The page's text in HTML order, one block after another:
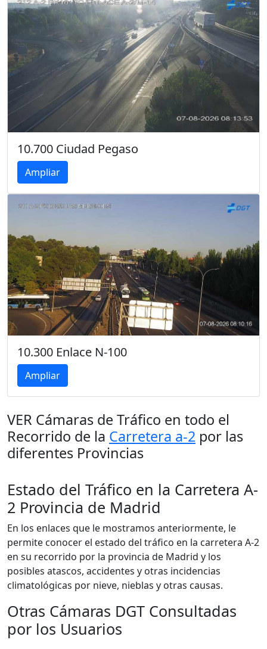
10.700 Ciudad Pegaso
Ampliar
10.300 Enlace N-100
Ampliar
VER Cámaras de Tráfico en todo el
Recorrido de la Carretera a-2 por las
diferentes Provincias
Estado del Tráfico en la Carretera A-
2 Provincia de Madrid
En los enlaces que le mostramos anteriormente, le
permite conocer el estado del tráfico en la carretera A-2
en su recorrido por la provincia de Madrid y los
posibles atascos, accidentes y otras incidencias
climatológicas por nieve, nieblas y otras causas.
Otras Cámaras DGT Consultadas
por los Usuarios